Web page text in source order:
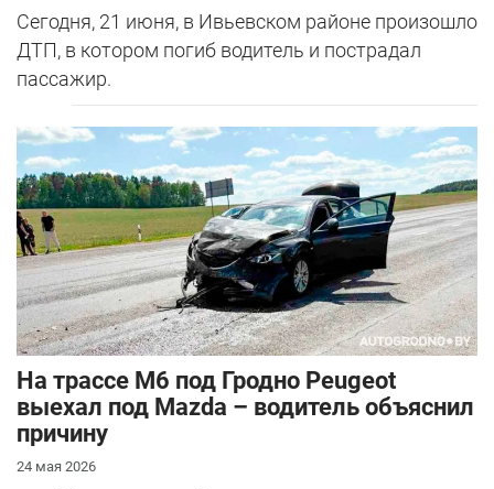
Сегодня, 21 июня, в Ивьевском районе произошло
ДТП, в котором погиб водитель и пострадал
пассажир.
На трассе М6 под Гродно Peugeot
выехал под Mazda – водитель объяснил
причину
24 мая 2026